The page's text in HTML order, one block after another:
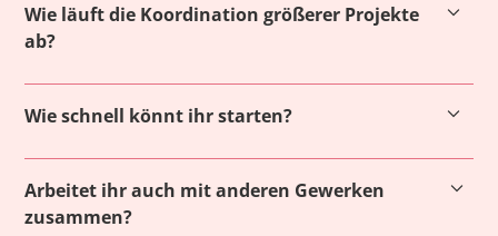
Bürobetreiber sind flexible Einzeleinsätze wichtig –
wir übernehmen auch Kleinaufträge zuverlässig.
Wie läuft die Koordination größerer Projekte
ab?
arbeiten bei Bedarf mit Projektleitung, Hausmeister
verbindlichem Ablaufplan.
Wie schnell könnt ihr starten?
können kurzfristig eingeplant werden. Bei
regelmäßiger Zusammenarbeit sind wir besonders
Arbeitet ihr auch mit anderen Gewerken
zusammen?